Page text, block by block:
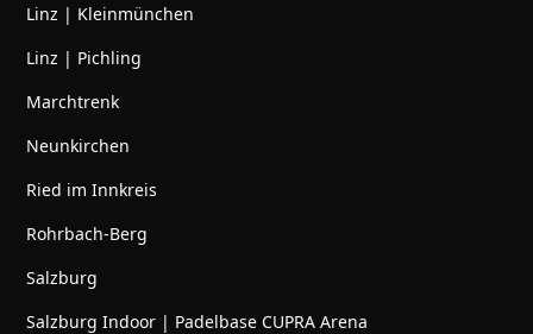
Linz | Kleinmünchen
Linz | Pichling
Marchtrenk
Neunkirchen
Ried im Innkreis
Rohrbach-Berg
Salzburg
Salzburg Indoor | Padelbase CUPRA Arena